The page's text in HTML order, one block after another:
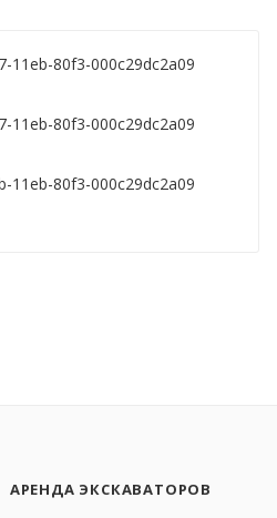
11eb-80f3-000c29dc2a09
11eb-80f3-000c29dc2a09
11eb-80f3-000c29dc2a09
АРЕНДА ЭКСКАВАТОРОВ